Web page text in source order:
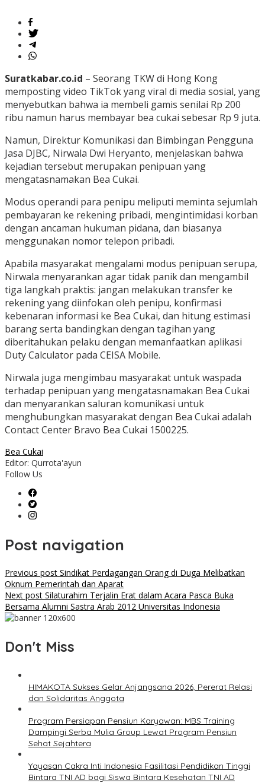
Suratkabar.co.id – Seorang TKW di Hong Kong
memposting video TikTok yang viral di media sosial, yang
menyebutkan bahwa ia membeli gamis senilai Rp 200
ribu namun harus membayar bea cukai sebesar Rp 9 juta.
Namun, Direktur Komunikasi dan Bimbingan Pengguna
Jasa DJBC, Nirwala Dwi Heryanto, menjelaskan bahwa
kejadian tersebut merupakan penipuan yang
mengatasnamakan Bea Cukai.
Modus operandi para penipu meliputi meminta sejumlah
pembayaran ke rekening pribadi, mengintimidasi korban
dengan ancaman hukuman pidana, dan biasanya
menggunakan nomor telepon pribadi.
Apabila masyarakat mengalami modus penipuan serupa,
Nirwala menyarankan agar tidak panik dan mengambil
tiga langkah praktis: jangan melakukan transfer ke
rekening yang diinfokan oleh penipu, konfirmasi
kebenaran informasi ke Bea Cukai, dan hitung estimasi
barang serta bandingkan dengan tagihan yang
diberitahukan pelaku dengan memanfaatkan aplikasi
Duty Calculator pada CEISA Mobile.
Nirwala juga mengimbau masyarakat untuk waspada
terhadap penipuan yang mengatasnamakan Bea Cukai
dan menyarankan saluran komunikasi untuk
menghubungkan masyarakat dengan Bea Cukai adalah
Contact Center Bravo Bea Cukai 1500225.
Bea Cukai
Editor: Qurrota'ayun
Follow Us
Post navigation
Previous post Sindikat Perdagangan Orang di Duga Melibatkan
Oknum Pemerintah dan Aparat
Next post Silaturahim Terjalin Erat dalam Acara Pasca Buka
Bersama Alumni Sastra Arab 2012 Universitas Indonesia
Don't Miss
HIMAKOTA Sukses Gelar Anjangsana 2026, Pererat Relasi
dan Solidaritas Anggota
Program Persiapan Pensiun Karyawan: MBS Training
Dampingi Serba Mulia Group Lewat Program Pensiun
Sehat Sejahtera
Yayasan Cakra Inti Indonesia Fasilitasi Pendidikan Tinggi
Bintara TNI AD bagi Siswa Bintara Kesehatan TNI AD